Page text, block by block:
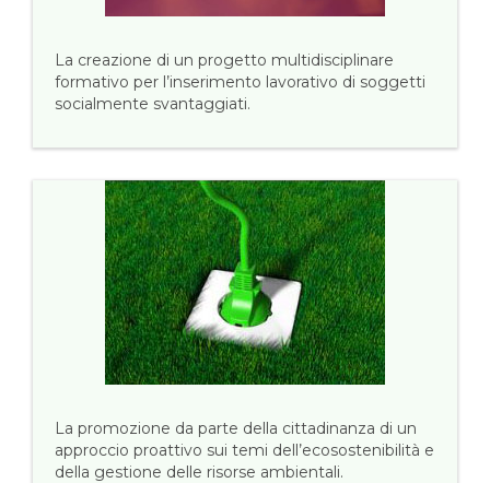
La creazione di un progetto multidisciplinare
formativo per l’inserimento lavorativo di soggetti
socialmente svantaggiati.
La promozione da parte della cittadinanza di un
approccio proattivo sui temi dell’ecosostenibilità e
della gestione delle risorse ambientali.